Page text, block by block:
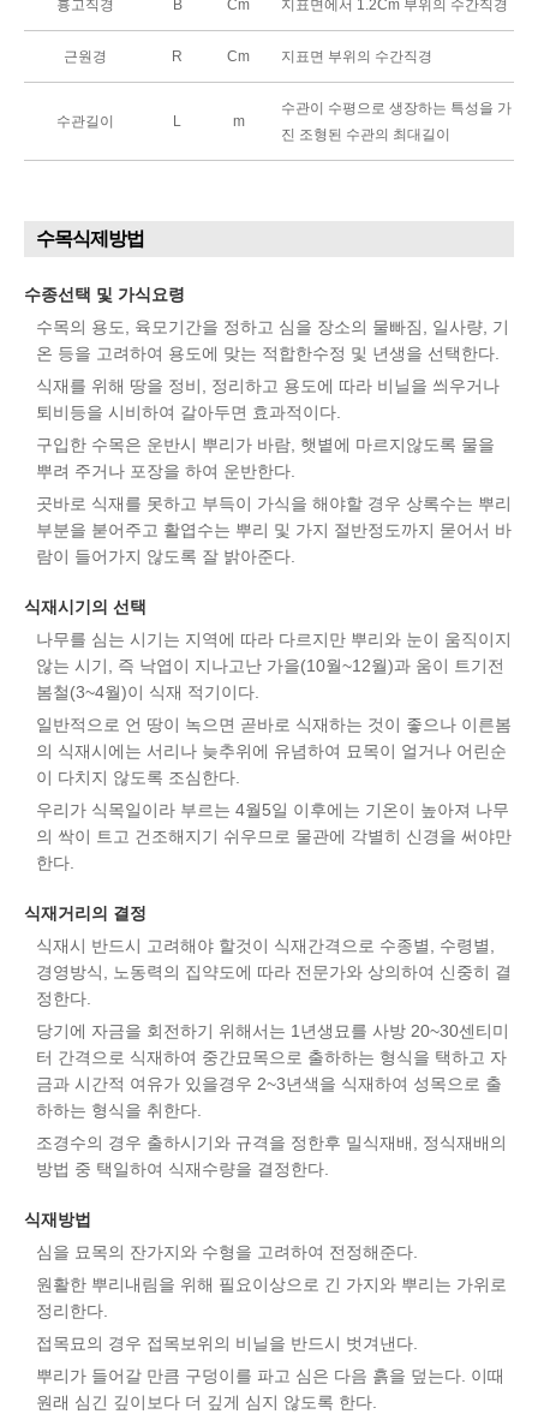
흉고직경 B Cm 지표면에서 1.2Cm 부위의 수간직경
근원경 R Cm 지표면 부위의 수간직경
수관길이 L m
수관이 수평으로 생장하는 특성을 가
진 조형된 수관의 최대길이
수목식제방법
수종선택 및 가식요령
수목의 용도, 육모기간을 정하고 심을 장소의 물빠짐, 일사량, 기
온 등을 고려하여 용도에 맞는 적합한수정 및 년생을 선택한다.
식재를 위해 땅을 정비, 정리하고 용도에 따라 비닐을 씌우거나
퇴비등을 시비하여 갈아두면 효과적이다.
구입한 수목은 운반시 뿌리가 바람, 햇볕에 마르지않도록 물을
뿌려 주거나 포장을 하여 운반한다.
곳바로 식재를 못하고 부득이 가식을 해야할 경우 상록수는 뿌리
부분을 붇어주고 활엽수는 뿌리 및 가지 절반정도까지 묻어서 바
람이 들어가지 않도록 잘 밝아준다.
식재시기의 선택
나무를 심는 시기는 지역에 따라 다르지만 뿌리와 눈이 움직이지
않는 시기, 즉 낙엽이 지나고난 가을(10월~12월)과 움이 트기전
봄철(3~4월)이 식재 적기이다.
일반적으로 언 땅이 녹으면 곧바로 식재하는 것이 좋으나 이른봄
의 식재시에는 서리나 늦추위에 유념하여 묘목이 얼거나 어린순
이 다치지 않도록 조심한다.
우리가 식목일이라 부르는 4월5일 이후에는 기온이 높아져 나무
의 싹이 트고 건조해지기 쉬우므로 물관에 각별히 신경을 써야만
한다.
식재거리의 결정
식재시 반드시 고려해야 할것이 식재간격으로 수종별, 수령별,
경영방식, 노동력의 집약도에 따라 전문가와 상의하여 신중히 결
정한다.
당기에 자금을 회전하기 위해서는 1년생묘를 사방 20~30센티미
터 간격으로 식재하여 중간묘목으로 출하하는 형식을 택하고 자
금과 시간적 여유가 있을경우 2~3년색을 식재하여 성목으로 출
하하는 형식을 취한다.
조경수의 경우 출하시기와 규격을 정한후 밀식재배, 정식재배의
방법 중 택일하여 식재수량을 결정한다.
식재방법
심을 묘목의 잔가지와 수형을 고려하여 전정해준다.
원활한 뿌리내림을 위해 필요이상으로 긴 가지와 뿌리는 가위로
정리한다.
접목묘의 경우 접목보위의 비닐을 반드시 벗겨낸다.
뿌리가 들어갈 만큼 구덩이를 파고 심은 다음 흙을 덮는다. 이때
원래 심긴 깊이보다 더 깊게 심지 않도록 한다.